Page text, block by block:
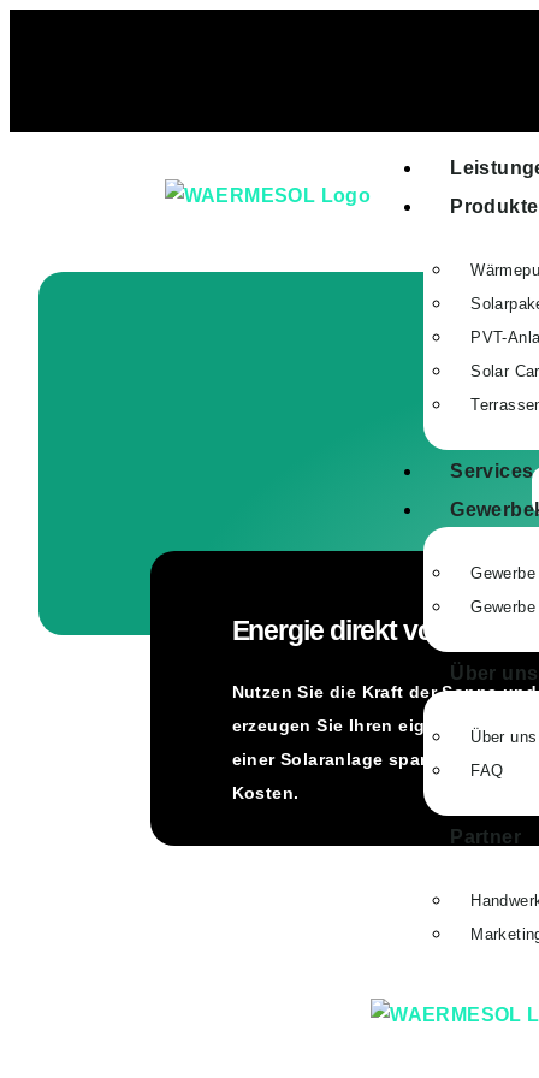
Produkte
PVT-
Solar
Services
Über uns
Über uns
FAQ
Partner
Energie direkt vom Dach
Nutzen Sie die Kraft der Sonne und
erzeugen Sie Ihren eigenen Strom.
einer Solaranlage sparen Sie
Kosten.